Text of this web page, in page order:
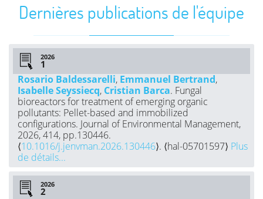
Dernières publications de l'équipe
2026
Rosario Baldessarelli, Emmanuel Bertrand,
Isabelle Seyssiecq, Cristian Barca. Fungal
bioreactors for treatment of emerging organic
pollutants: Pellet-based and immobilized
configurations. Journal of Environmental Management,
2026, 414, pp.130446.
⟨10.1016/j.jenvman.2026.130446⟩. ⟨hal-05701597⟩ Plus
de détails...
2026